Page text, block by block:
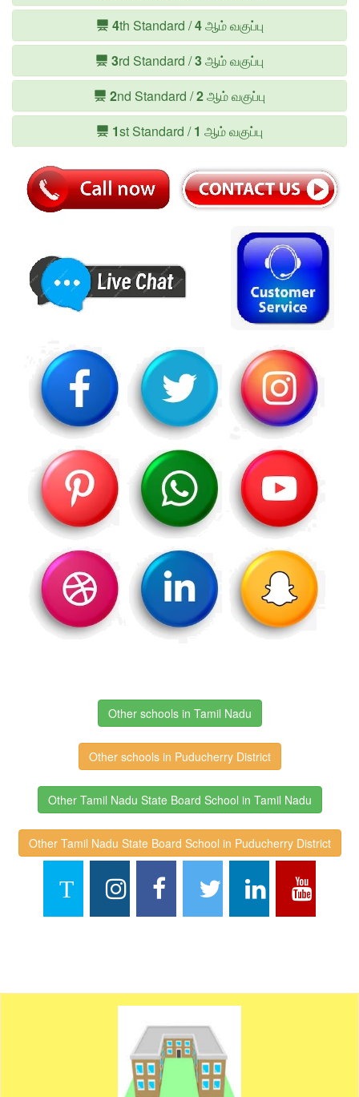
4th Standard /4ஆம் வகுப்பு
3rd Standard /3ஆம் வகுப்பு
2nd Standard /2ஆம் வகுப்பு
1st Standard /1 ஆம் வகுப்பு
Other schools in Tamil Nadu
Other schools in Puducherry District
Other Tamil Nadu State Board School in Tamil Nadu
Other Tamil Nadu State Board School in Puducherry District